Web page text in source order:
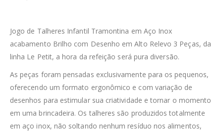
Jogo de Talheres Infantil Tramontina em Aço Inox
acabamento Brilho com Desenho em Alto Relevo 3 Peças, da
linha Le Petit, a hora da refeição será pura diversão.
As peças foram pensadas exclusivamente para os pequenos,
oferecendo um formato ergonômico e com variação de
desenhos para estimular sua criatividade e tornar o momento
em uma brincadeira. Os talheres são produzidos totalmente
em aço inox, não soltando nenhum resíduo nos alimentos,